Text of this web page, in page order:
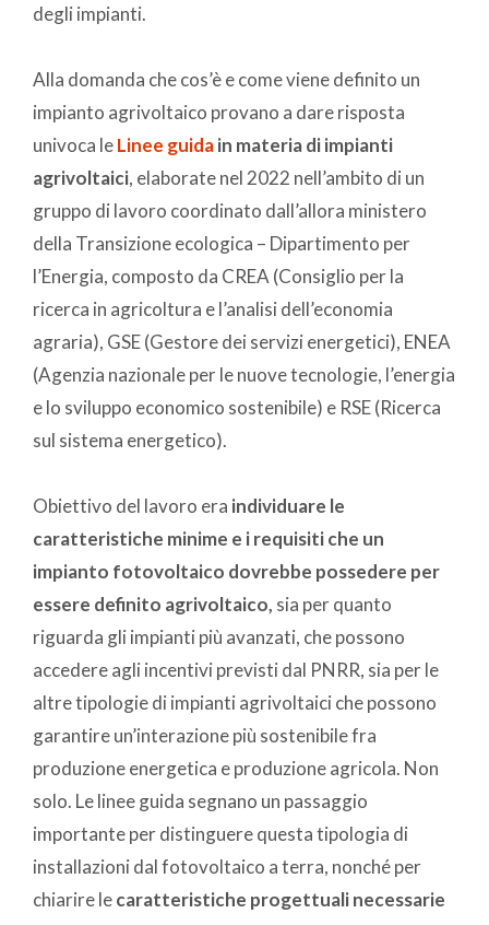
degli impianti.
Alla domanda che cos’è e come viene definito un
impianto agrivoltaico provano a dare risposta
univoca leLinee guidain materia di impianti
agrivoltaici, elaborate nel 2022 nell’ambito di un
gruppo di lavoro coordinato dall’allora ministero
della Transizione ecologica – Dipartimento per
l’Energia, composto da CREA (Consiglio per la
ricerca in agricoltura e l’analisi dell’economia
agraria), GSE (Gestore dei servizi energetici), ENEA
(Agenzia nazionale per le nuove tecnologie, l’energia
e lo sviluppo economico sostenibile) e RSE (Ricerca
sul sistema energetico).
Obiettivo del lavoro era individuare le
caratteristiche minime e i requisiti che un
impianto fotovoltaico dovrebbe possedere per
essere definito agrivoltaico, sia per quanto
riguarda gli impianti più avanzati, che possono
accedere agli incentivi previsti dal PNRR, sia per le
altre tipologie di impianti agrivoltaici che possono
garantire un’interazione più sostenibile fra
produzione energetica e produzione agricola. Non
solo. Le linee guida segnano un passaggio
importante per distinguere questa tipologia di
installazioni dal fotovoltaico a terra, nonché per
chiarire lecaratteristiche progettuali necessarie